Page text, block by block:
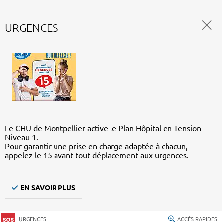
URGENCES
Le CHU de Montpellier active le Plan Hôpital en Tension –
Niveau 1.
Pour garantir une prise en charge adaptée à chacun,
appelez le 15 avant tout déplacement aux urgences.
EN SAVOIR PLUS
URGENCES ACCÈS RAPIDES